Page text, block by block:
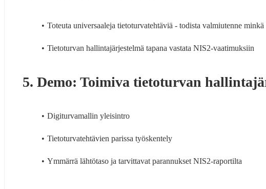
Toteuta universaaleja tietoturvatehtäviä - todista valmiutenne
Tietoturvan hallintajärjestelmä tapana vastata NIS2-vaatimuksiin
5. Demo: Toimiva tietoturvan
Digiturvamallin yleisintro
Tietoturvatehtävien parissa työskentely
Ymmärrä lähtötaso ja tarvittavat parannukset NIS2-raportilta